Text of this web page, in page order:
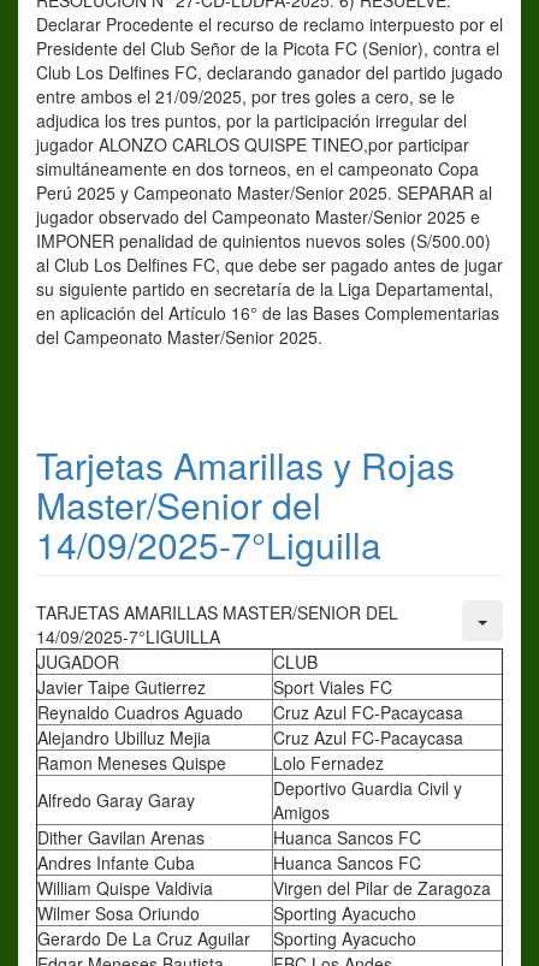
Declarar Procedente el recurso de reclamo interpuesto por el
Presidente del Club Señor de la Picota FC (Senior), contra el
Club Los Delfines FC, declarando ganador del partido jugado
entre ambos el 21/09/2025, por tres goles a cero, se le
adjudica los tres puntos, por la participación irregular del
jugador ALONZO CARLOS QUISPE TINEO,por participar
simultáneamente en dos torneos, en el campeonato Copa
Perú 2025 y Campeonato Master/Senior 2025. SEPARAR al
jugador observado del Campeonato Master/Senior 2025 e
IMPONER penalidad de quinientos nuevos soles (S/500.00)
al Club Los Delfines FC, que debe ser pagado antes de jugar
su siguiente partido en secretaría de la Liga Departamental,
en aplicación del Artículo 16° de las Bases Complementarias
del Campeonato Master/Senior 2025.
Tarjetas Amarillas y Rojas
Master/Senior del
14/09/2025-7°Liguilla
TARJETAS AMARILLAS MASTER/SENIOR DEL
14/09/2025-7°LIGUILLA
JUGADOR
CLUB
Javier Taipe Gutierrez
Sport Viales FC
Reynaldo Cuadros Aguado
Cruz Azul FC-Pacaycasa
Alejandro Ubilluz Mejia
Cruz Azul FC-Pacaycasa
Ramon Meneses Quispe
Lolo Fernadez
Alfredo Garay Garay
Deportivo Guardia Civil y
Amigos
Dither Gavilan Arenas
Huanca Sancos FC
Andres Infante Cuba
Huanca Sancos FC
William Quispe Valdivia
Virgen del Pilar de Zaragoza
Wilmer Sosa Oriundo
Sporting Ayacucho
Gerardo De La Cruz Aguilar
Sporting Ayacucho